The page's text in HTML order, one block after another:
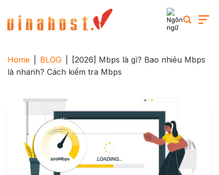
content
Home BLOG
[2026] Mbps là gì? Bao nhiêu Mbps
là nhanh? Cách kiểm tra Mbps